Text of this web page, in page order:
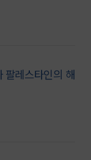
팔레스타인의 해